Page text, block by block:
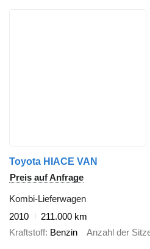
Toyota HIACE VAN
Preis auf Anfrage
Kombi-Lieferwagen
2010
211.000 km
Kraftstoff Benzin Anzahl der